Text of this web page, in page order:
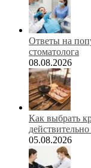
Ответы на
стоматолога
08.08.2026
Как выбрать
05.08.2026